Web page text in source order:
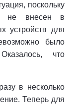
поскольку
не внесен в
устройств для
было
что
в несколько
Теперь для